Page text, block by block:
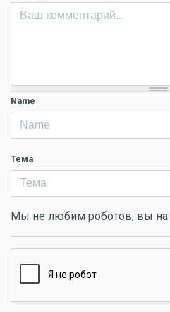
Name
Тема
Мы не любим роботов, вы на